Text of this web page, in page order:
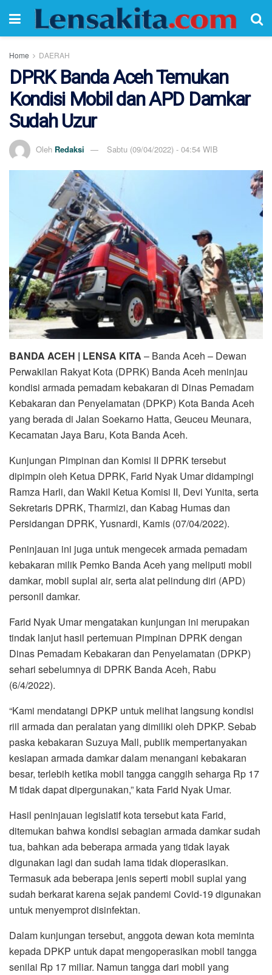
Home DAERAH
DPRK Banda Aceh Temukan
Kondisi Mobil dan APD Damkar
Sudah Uzur
Oleh Redaksi Sabtu (09/04/2022) - 04:54 WIB
BANDA ACEH | LENSA KITA – Banda Aceh – Dewan
Perwakilan Rakyat Kota (DPRK) Banda Aceh meninjau
kondisi armada pemadam kebakaran di Dinas Pemadam
Kebakaran dan Penyelamatan (DPKP) Kota Banda Aceh
yang berada di Jalan Soekarno Hatta, Geuceu Meunara,
Kecamatan Jaya Baru, Kota Banda Aceh.
Kunjungan Pimpinan dan Komisi II DPRK tersebut
dipimpin oleh Ketua DPRK, Farid Nyak Umar didampingi
Ramza Harli, dan Wakil Ketua Komisi II, Devi Yunita, serta
Sekretaris DPRK, Tharmizi, dan Kabag Humas dan
Persidangan DPRK, Yusnardi, Kamis (07/04/2022).
Peninjauan ini juga untuk mengecek armada pemadam
kebakaran milik Pemko Banda Aceh yang meliputi mobil
damkar, mobil suplai air, serta alat pelindung diri (APD)
personil damkar.
Farid Nyak Umar mengatakan kunjungan ini merupakan
tindak lanjut hasil pertemuan Pimpinan DPRK dengan
Dinas Pemadam Kebakaran dan Penyelamatan (DPKP)
sehari sebelumnya di DPRK Banda Aceh, Rabu
(6/4/2022).
“Kami mendatangi DPKP untuk melihat langsung kondisi
riil armada dan peralatan yang dimiliki oleh DPKP. Sebab
paska kebakaran Suzuya Mall, publik mempertanyakan
kesiapan armada damkar dalam menangani kebakaran
besar, terlebih ketika mobil tangga canggih seharga Rp 17
M tidak dapat dipergunakan,” kata Farid Nyak Umar.
Hasil peninjauan legislatif kota tersebut kata Farid,
ditemukan bahwa kondisi sebagian armada damkar sudah
tua, bahkan ada beberapa armada yang tidak layak
digunakan lagi dan sudah lama tidak dioperasikan.
Termasuk ada beberapa jenis seperti mobil suplai yang
sudah berkarat karena sejak pandemi Covid-19 digunakan
untuk menyemprot disinfektan.
Dalam kunjungan tersebut, anggota dewan kota meminta
kepada DPKP untuk dapat mengoperasikan mobil tangga
senilai Rp 17 miliar. Namun tangga dari mobil yang